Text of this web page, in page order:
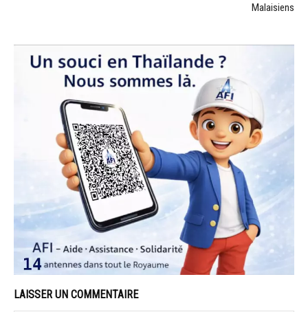
Malaisiens
LAISSER UN COMMENTAIRE